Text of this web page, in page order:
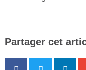
Partager cet